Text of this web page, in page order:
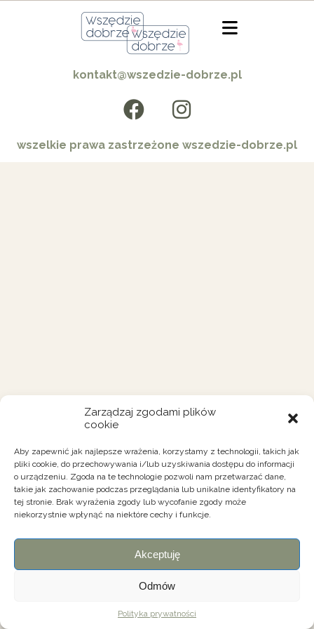
Zarządzaj zgodami plików
cookie
Aby zapewnić jak najlepsze wrażenia, korzystamy z technologii, takich jak
pliki cookie, do przechowywania i/lub uzyskiwania dostępu do informacji
o urządzeniu. Zgoda na te technologie pozwoli nam przetwarzać dane,
takie jak zachowanie podczas przeglądania lub unikalne identyfikatory na
tej stronie. Brak wyrażenia zgody lub wycofanie zgody może
niekorzystnie wpłynąć na niektóre cechy i funkcje.
Akceptuję
Odmów
Polityka prywatności
kontakt@wszedzie-dobrze.pl
wszelkie prawa zastrzeżone wszedzie-dobrze.pl